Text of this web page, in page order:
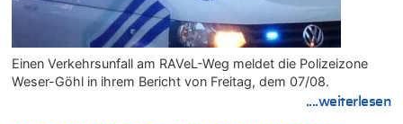
Einen Verkehrsunfall am RAVeL-Weg meldet die Polizeizone
Weser-Göhl in ihrem Bericht von Freitag, dem 07/08.
....weiterlesen